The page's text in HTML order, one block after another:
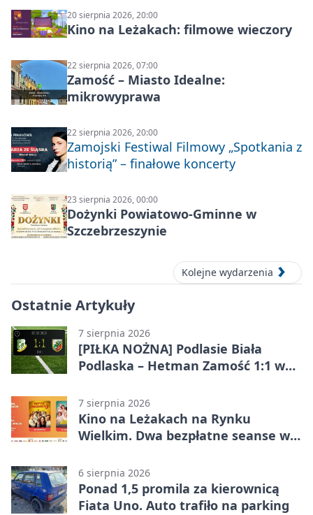
20 sierpnia 2026, 20:00
Kino na Leżakach: filmowe wieczory
22 sierpnia 2026, 07:00
Zamość – Miasto Idealne:
mikrowyprawa
22 sierpnia 2026, 20:00
Zamojski Festiwal Filmowy „Spotkania z
historią” – finałowe koncerty
23 sierpnia 2026, 00:00
Dożynki Powiatowo-Gminne w
Szczebrzeszynie
Kolejne wydarzenia
Ostatnie Artykuły
7 sierpnia 2026
[PIŁKA NOŻNA] Podlasie Biała
Podlaska – Hetman Zamość 1:1 w
podział punktów po bezbramkowej
pierwszej połowie
7 sierpnia 2026
Kino na Leżakach na Rynku
Wielkim. Dwa bezpłatne seanse w
6 sierpnia 2026
Ponad 1,5 promila za kierownicą
Fiata Uno. Auto trafiło na parking